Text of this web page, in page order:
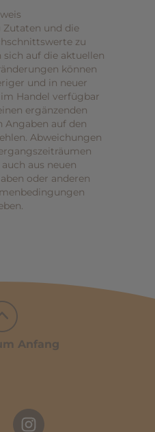
Zutaten und die
zu
sich auf die aktuellen
können
und in neuer
Handel verfügbar
ergänzenden
auf den
Abweichungen
aus neuen
oder anderen
Anfang